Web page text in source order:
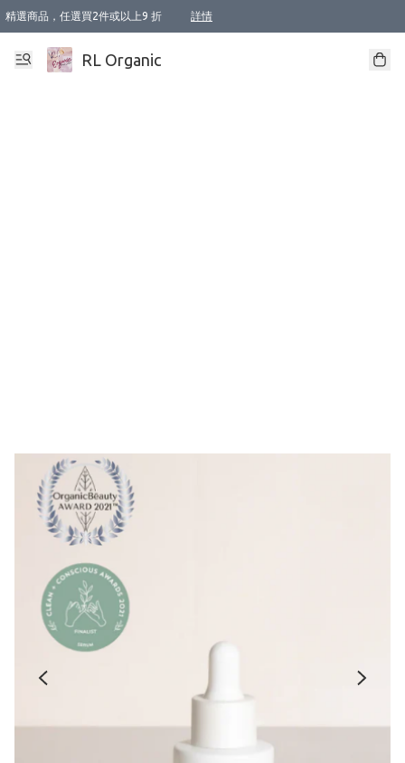
精選商品，任選買2件或以上9 折 詳情
XI周年優惠【新品自由選2件88折/3件85折】
XI周年優惠【Chakra 脈輪平衡自由選2件9折/3件85折/5件8折】
Florame 肌底自由選 2支9折 3支85折
XI周年優惠【蟲蟲退散 · 防衛結界﹞系列2件9折】
Sunki 任選2件95折
BIOFFICINA TOSCANA 任選2支9折 3支85折
Lamav 任選1件9折 2件85折
Mukti Organics 指定產品任選1件9折, 2件88折 3件85折
Intelligent Nutrients Skincare 任選2件9折
deodorant 任選2件88折
化妝品 任選2件95折
XI周年優惠【身心靈單品 任選2件9折/3件85折/5件8折】
XI周年優惠 【精油/香水 任選2件9折/3件85折/5件8折】
XI周年優惠【「關節到肌膚」全效養護 BODY OIL 組2件88折/3件85折】
XI周年優惠【夏日有機物理防曬套裝2件88折】
XI周年優惠【夏日潔面隨意選2件88折/3件85折】
XI周年優惠【逆齡奇蹟抗氧 11 自由選2件88折/3件85折/4件或以上8折】
新會員首次購物即享全單 95 折優惠！
成為VIP / VVIP 可享有生日月現金扣減獎賞優惠 !! 記得去賬户資料填上生日日期啦 !
選用順豐速運，滿$500 免運費
本地速遞 京東 送住宅/ 工商地址 $400 免運費
澳門訂單選用順豐速運，滿$800 免運費
RL Organic